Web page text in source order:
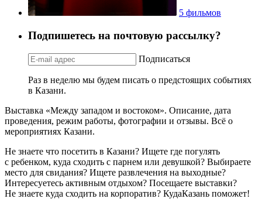
5 фильмов
Подпишетесь на почтовую рассылку?
Подписаться
Раз в неделю мы будем писать о предстоящих событиях
в Казани.
Выставка «Между западом и востоком». Описание, дата
проведения, режим работы, фотографии и отзывы. Всё о
мероприятиях Казани.
Не знаете что посетить в Казани? Ищете где погулять
с ребенком, куда сходить с парнем или девушкой? Выбираете
место для свидания? Ищете развлечения на выходные?
Интересуетесь активным отдыхом? Посещаете выставки?
Не знаете куда сходить на корпоратив? КудаКазань поможет!